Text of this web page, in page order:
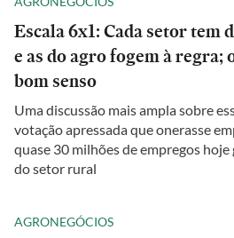
Escala 6x1: Cada setor tem
e as do agro fogem à regra;
bom senso
Uma discussão mais ampla sobre
votação apressada que onerasse
quase 30 milhões de empregos
do setor rural
AGRONEGÓCIOS